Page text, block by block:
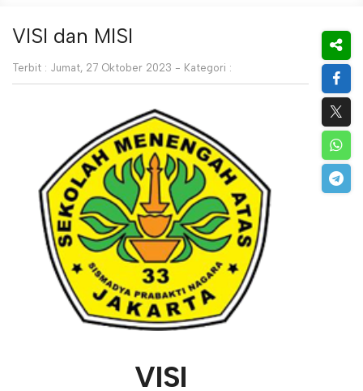
VISI dan MISI
Terbit : Jumat, 27 Oktober 2023 - Kategori :
VISI